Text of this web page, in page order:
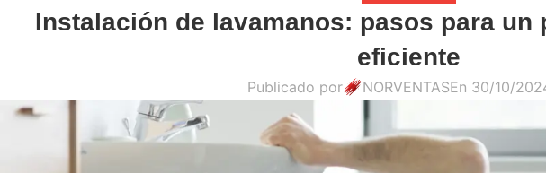
Instalación de lavamanos: pasos para un
eficiente
Publicado por NORVENTASEn 30/10/